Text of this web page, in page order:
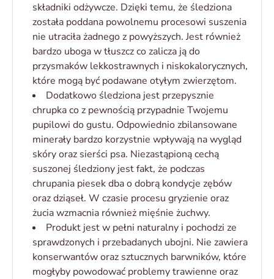
składniki odżywcze. Dzięki temu, że śledziona
została poddana powolnemu procesowi suszenia
nie utraciła żadnego z powyższych. Jest również
bardzo uboga w tłuszcz co zalicza ją do
przysmaków lekkostrawnych i niskokalorycznych,
które mogą być podawane otyłym zwierzętom.
Dodatkowo śledziona jest przepysznie
chrupka co z pewnością przypadnie Twojemu
pupilowi do gustu. Odpowiednio zbilansowane
minerały bardzo korzystnie wpływają na wygląd
skóry oraz sierści psa. Niezastąpioną cechą
suszonej śledziony jest fakt, że podczas
chrupania piesek dba o dobrą kondycje zębów
oraz dziąseł. W czasie procesu gryzienie oraz
żucia wzmacnia również mięśnie żuchwy.
Produkt jest w pełni naturalny i pochodzi ze
sprawdzonych i przebadanych ubojni. Nie zawiera
konserwantów oraz sztucznych barwników, które
mogłyby powodować problemy trawienne oraz